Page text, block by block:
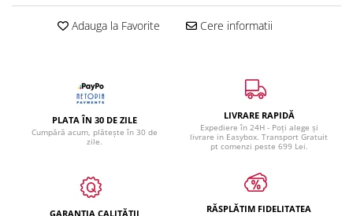
Adauga la Favorite Cere informatii
PLATA ÎN 30 DE ZILE
Cumpără acum, plătește în 30 de
zile.
LIVRARE RAPIDĂ
Expediere în 24H - Poți alege și
livrare in Easybox. Transport Gratuit
pt comenzi peste 699 Lei.
GARANȚIA CALITĂȚII RĂSPLĂTIM FIDELITATEA